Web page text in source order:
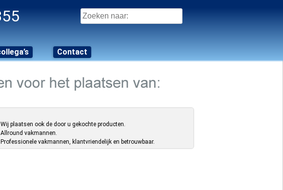
Zoeken
naar:
Contact
plaatsen ook de door u gekochte producten.
vakmannen.
vakmannen, klantvriendelijk en betrouwbaar.